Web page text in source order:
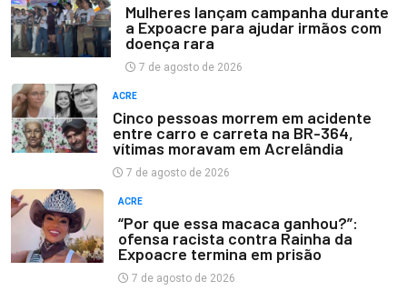
Mulheres lançam campanha durante
a Expoacre para ajudar irmãos com
doença rara
7 de agosto de 2026
ACRE
Cinco pessoas morrem em acidente
entre carro e carreta na BR-364,
vítimas moravam em Acrelândia
7 de agosto de 2026
ACRE
“Por que essa macaca ganhou?”:
ofensa racista contra Rainha da
Expoacre termina em prisão
7 de agosto de 2026